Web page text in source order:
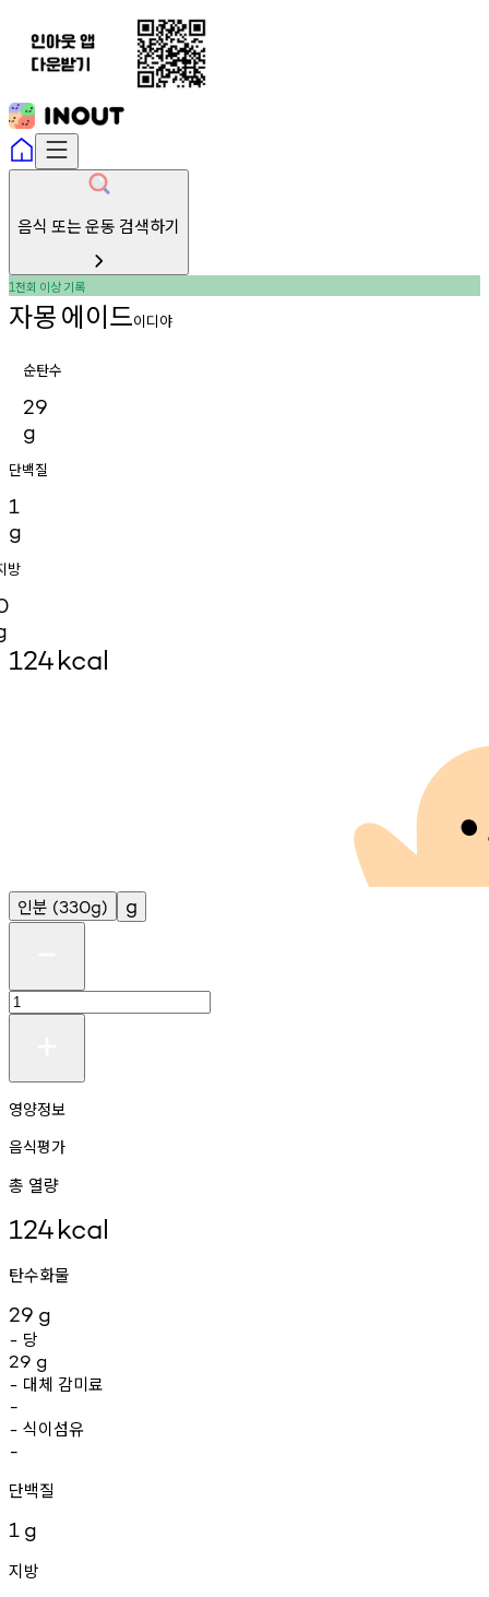
음식 또는 운동 검색하기
1천회 이상기록
자몽에이드이디야
순탄수
29
g
단백질
1
g
방
124kcal
인분 (330g) g
영양정보
음식평가
총 열량
124kcal
탄수화물
29 g
- 당
29 g
- 대체 감미료
-
- 식이섬유
-
단백질
1 g
지방